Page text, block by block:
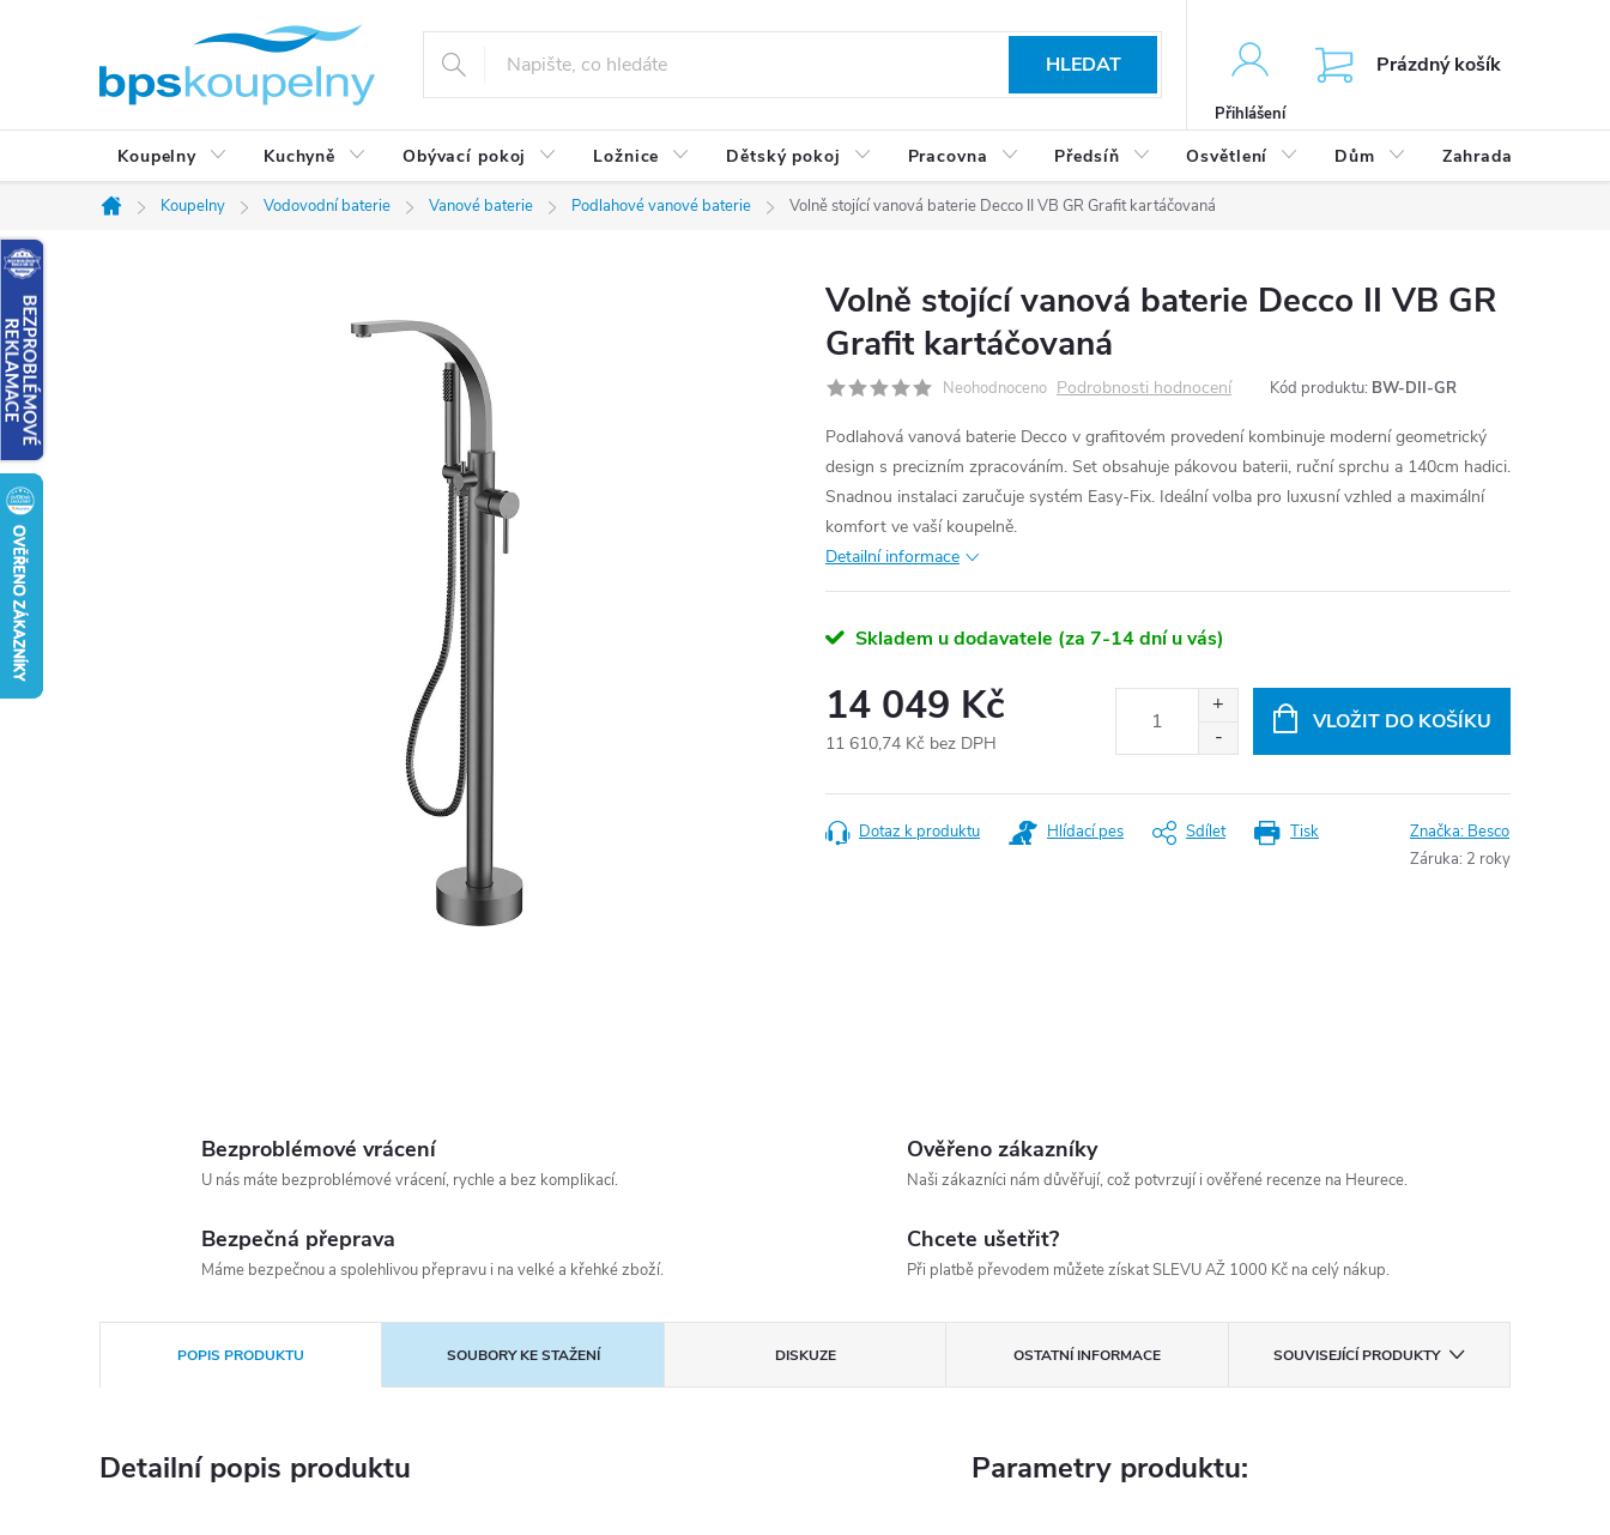
HLEDAT
Přihlášení
Prázdný košík
Koupelny Kuchyně Obývací pokoj Ložnice Dětský pokoj Pracovna Předsíň Osvětlení Dům Zahrada
Domů
Koupelny Vodovodní baterie Vanové baterie Podlahové vanové baterie Volně stojící vanová baterie Decco II VB GR Grafit kartáčovaná
Volně stojící vanová baterie Decco II VB GR
Grafit kartáčovaná
Neohodnoceno Podrobnosti hodnocení Kód produktu: BW-DII-GR
Podlahová vanová baterie Decco v grafitovém provedení kombinuje moderní geometrický
design s precizním zpracováním. Set obsahuje pákovou baterii, ruční sprchu a 140cm hadici.
Snadnou instalaci zaručuje systém Easy-Fix. Ideální volba pro luxusní vzhled a maximální
komfort ve vaší koupelně.
Detailní informace
Skladem u dodavatele (za 7-14 dní u vás)
14 049 Kč
11 610,74 Kč bez DPH
cena:
VLOŽIT DO KOŠÍKU
Tisk
Dotaz k produktu Hlídací pes Sdílet Značka: Besco
Záruka: 2 roky
Bezproblémové vrácení
U nás máte bezproblémové vrácení, rychle a bez komplikací.
Ověřeno zákazníky
Naši zákazníci nám důvěřují, což potvrzují i ověřené recenze na Heurece.
Bezpečná přeprava
Máme bezpečnou a spolehlivou přepravu i na velké a křehké zboží.
Chcete ušetřit?
Při platbě převodem můžete získat SLEVU AŽ 1000 Kč na celý nákup.
POPIS PRODUKTU SOUBORY KE STAŽENÍ DISKUZE OSTATNÍ INFORMACE SOUVISEJÍCÍ PRODUKTY
Detailní popis produktu Parametry produktu: